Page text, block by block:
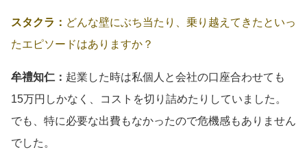
スタクラ： どんな壁にぶち当たり、乗り越えてきたといっ
たエピソードはありますか？
牟禮知仁： 起業した時は私個人と会社の口座合わせても
15万円しかなく、コストを切り詰めたりしていました。
でも、特に必要な出費もなかったので危機感もありません
でした。